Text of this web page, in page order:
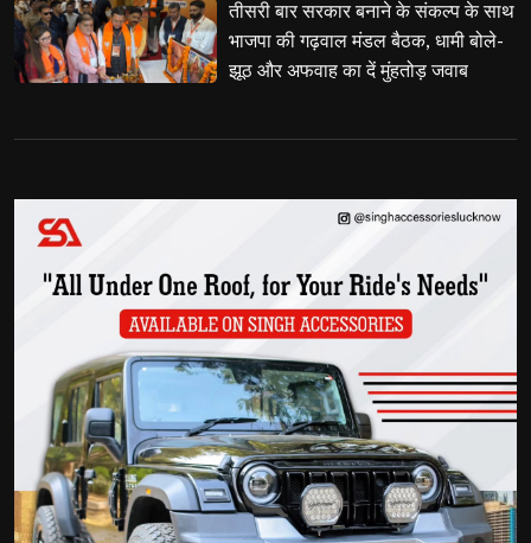
तीसरी बार सरकार बनाने के संकल्प के साथ
भाजपा की गढ़वाल मंडल बैठक, धामी बोले-
झूठ और अफवाह का दें मुंहतोड़ जवाब